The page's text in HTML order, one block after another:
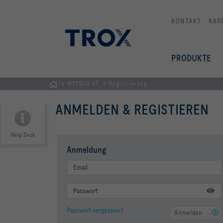
KONTAKT
PRODUKTE
AUSTRIA
| Komponenten,
Belüftung
MYTROX AT Registrierung
Help Desk
ANMELDEN & REGISTIEREN
Anmeldung
Passwort vergessen? Anmelden